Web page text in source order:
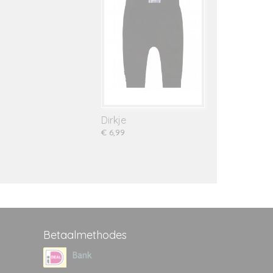
Dirkje
€ 6,99
Betaalmethodes